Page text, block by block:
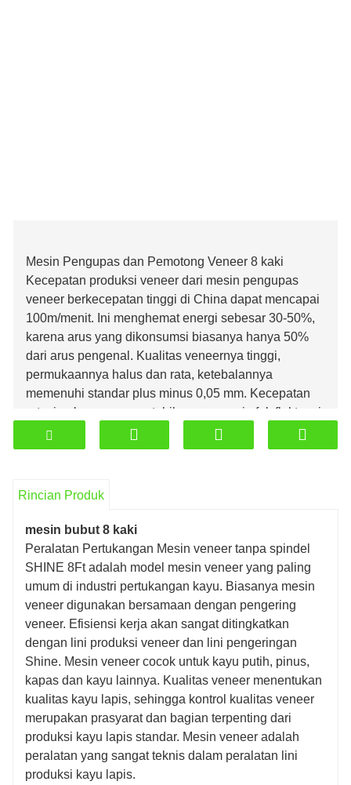
Mesin Pengupas dan Pemotong Veneer 8 kaki
Kecepatan produksi veneer dari mesin pengupas
veneer berkecepatan tinggi di China dapat mencapai
100m/menit. Ini menghemat energi sebesar 30-50%,
karena arus yang dikonsumsi biasanya hanya 50%
dari arus pengenal. Kualitas veneernya tinggi,
permukaannya halus dan rata, ketebalannya
memenuhi standar plus minus 0,05 mm. Kecepatan
rotasi gulungan yang stabil mengurangi efek fluktuasi
tegangan.
Jenis: Pengupas Veneer 8 kaki.
Kecepatan produksi veneer (m/mnt): 30-70
Panjang log maksimum (mm): 2600.
Diameter log maksimum (mm): maks 500mm. - inti
kayu 32 mm.
Rincian Produk
mesin bubut 8 kaki
Peralatan Pertukangan Mesin veneer tanpa spindel
SHINE 8Ft adalah model mesin veneer yang paling
umum di industri pertukangan kayu. Biasanya mesin
veneer digunakan bersamaan dengan pengering
veneer. Efisiensi kerja akan sangat ditingkatkan
dengan lini produksi veneer dan lini pengeringan
Shine. Mesin veneer cocok untuk kayu putih, pinus,
kapas dan kayu lainnya. Kualitas veneer menentukan
kualitas kayu lapis, sehingga kontrol kualitas veneer
merupakan prasyarat dan bagian terpenting dari
produksi kayu lapis standar. Mesin veneer adalah
peralatan yang sangat teknis dalam peralatan lini
produksi kayu lapis.